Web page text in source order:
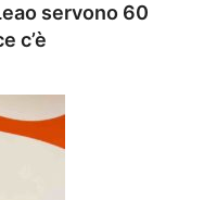
servono 60
c’è